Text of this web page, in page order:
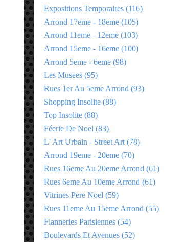
Expositions Temporaires (116)
Arrond 17eme - 18eme (105)
Arrond 11eme - 12eme (103)
Arrond 15eme - 16eme (100)
Arrond 5eme - 6eme (98)
Les Musees (95)
Rues 1er Au 5eme Arrond (93)
Shopping Insolite (88)
Top Insolite (88)
Féerie De Noel (83)
L' Art Urbain - Street Art (78)
Arrond 19eme - 20eme (70)
Rues 16eme Au 20eme Arrond (61)
Rues 6eme Au 10eme Arrond (61)
Vitrines Pere Noel (59)
Rues 11eme Au 15eme Arrond (55)
Flanneries Parisiennes (54)
Boulevards Et Avenues (52)